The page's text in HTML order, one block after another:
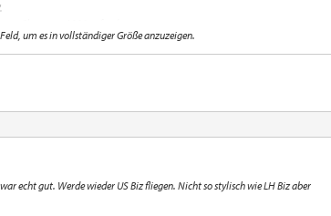
verloren geht.
ein!
mit der US Biz nicht mehr. Hat jemand noch den Link?
um es in vollständiger Größe anzuzeigen.
echt gut. Werde wieder US Biz fliegen. Nicht so stylisch wie LH Biz aber